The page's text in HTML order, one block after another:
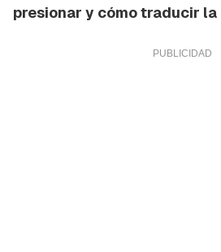
presionar y cómo traducir la